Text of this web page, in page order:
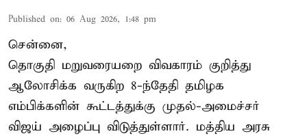
Published on: 06 Aug 2026, 1:48 pm
சென்னை,
தொகுதி மறுவரையறை விவகாரம் குறித்து
ஆலோசிக்க வருகிற 8-ந்தேதி தமிழக
எம்பிக்களின் கூட்டத்துக்கு முதல்-அமைச்சர்
விஜய் அழைப்பு விடுத்துள்ளார். மத்திய அரசு